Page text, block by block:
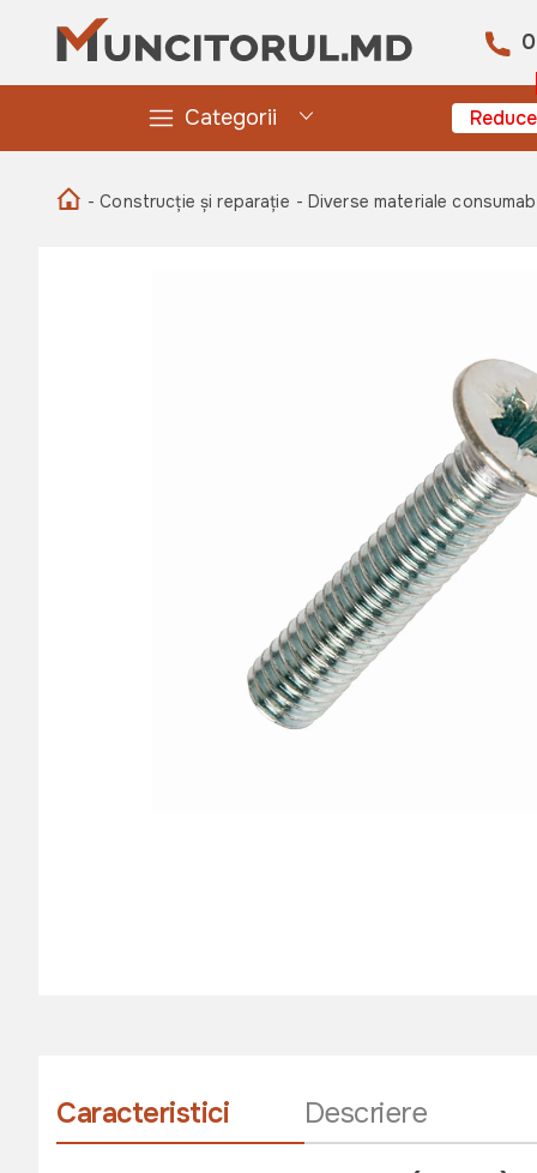
Categorii
- Construcție și reparație - Diverse materiale
Caracteristici Descriere